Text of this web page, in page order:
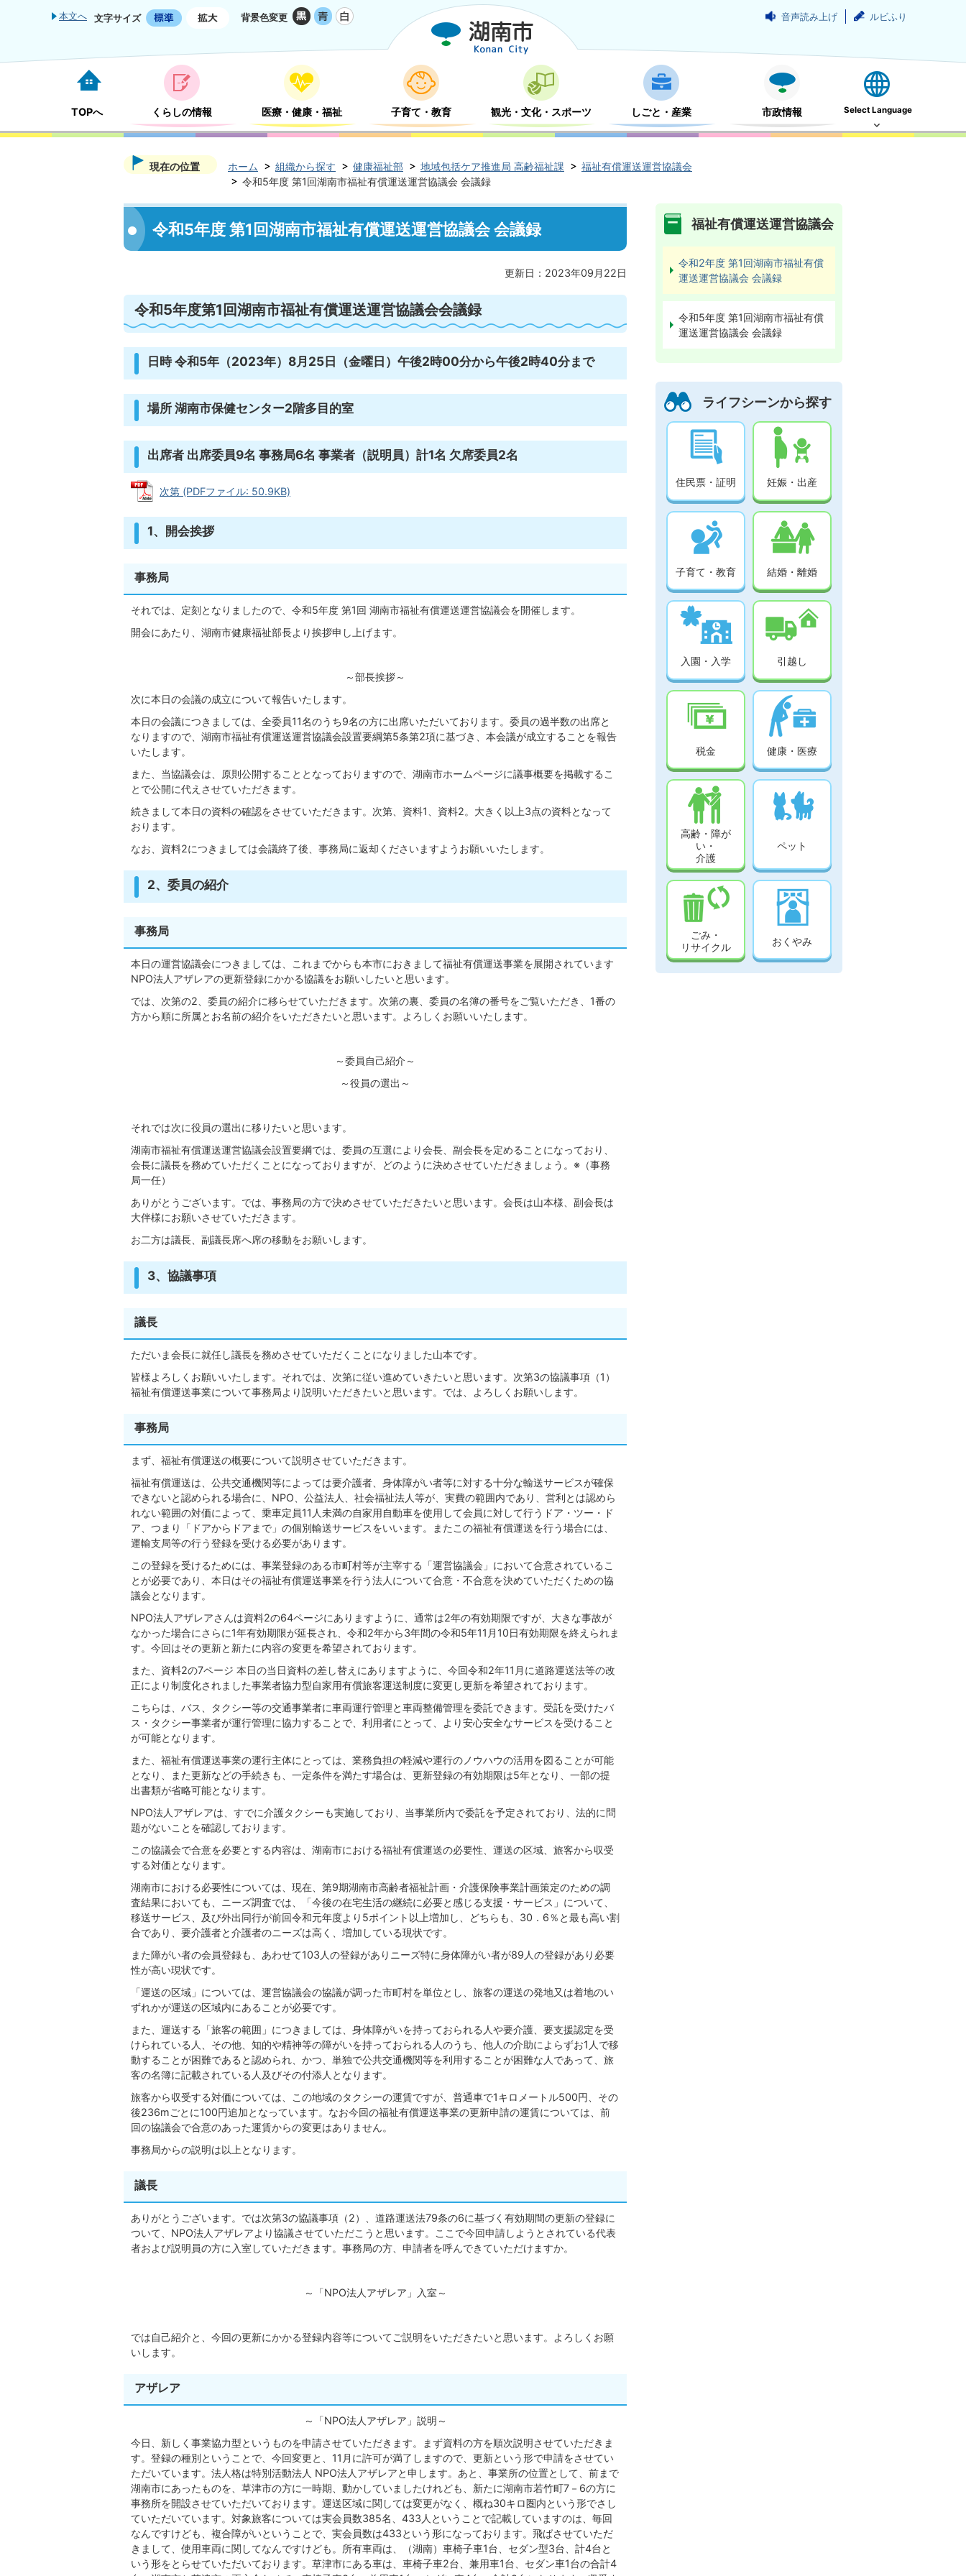
本文へ 文字サイズ 背景色変更 音声読み上げ ルビふり
TOPへ くらしの情報 医療・健康・福祉 子育て・教育 観光・文化・スポーツ しごと・産業 市政情報 Select Language
現在の位置 ホーム 組織から探す 健康福祉部 地域包括ケア推進局 高齢福祉課
福祉有償運送運営協議会
令和5年度 第1回湖南市福祉有償運送運営協議会 会議録
令和5年度 第1回湖南市福祉有償運送運営協議会 会議録
更新日：2023年09月22日
令和5年度第1回湖南市福祉有償運送運営協議会会議録
日時 令和5年（2023年）8月25日（金曜日）午後2時00分から午後2時40分まで
場所 湖南市保健センター2階多目的室
出席者 出席委員9名 事務局6名 事業者（説明員）計1名 欠席委員2名
次第 (PDFファイル: 50.9KB)
1、開会挨拶
事務局
それでは、定刻となりましたので、令和5年度 第1回 湖南市福祉有償運送運営協議会を開催します。
開会にあたり、湖南市健康福祉部長より挨拶申し上げます。
～部長挨拶～
次に本日の会議の成立について報告いたします。
本日の会議につきましては、全委員11名のうち9名の方に出席いただいております。委員の過半数の出席と
なりますので、湖南市福祉有償運送運営協議会設置要綱第5条第2項に基づき、本会議が成立することを報告
いたします。
また、当協議会は、原則公開することとなっておりますので、湖南市ホームページに議事概要を掲載するこ
とで公開に代えさせていただきます。
続きまして本日の資料の確認をさせていただきます。次第、資料1、資料2。大きく以上3点の資料となって
おります。
なお、資料2につきましては会議終了後、事務局に返却くださいますようお願いいたします。
2、委員の紹介
事務局
本日の運営協議会につきましては、これまでからも本市におきまして福祉有償運送事業を展開されています
NPO法人アザレアの更新登録にかかる協議をお願いしたいと思います。
では、次第の2、委員の紹介に移らせていただきます。次第の裏、委員の名簿の番号をご覧いただき、1番の
方から順に所属とお名前の紹介をいただきたいと思います。よろしくお願いいたします。
～委員自己紹介～
～役員の選出～
それでは次に役員の選出に移りたいと思います。
湖南市福祉有償運送運営協議会設置要綱では、委員の互選により会長、副会長を定めることになっており、
会長に議長を務めていただくことになっておりますが、どのように決めさせていただきましょう。※（事務
局一任）
ありがとうございます。では、事務局の方で決めさせていただきたいと思います。会長は山本様、副会長は
大伴様にお願いさせていただきます。
お二方は議長、副議長席へ席の移動をお願いします。
3、協議事項
議長
ただいま会長に就任し議長を務めさせていただくことになりました山本です。
皆様よろしくお願いいたします。それでは、次第に従い進めていきたいと思います。次第3の協議事項（1）
福祉有償運送事業について事務局より説明いただきたいと思います。では、よろしくお願いします。
事務局
まず、福祉有償運送の概要について説明させていただきます。
福祉有償運送は、公共交通機関等によっては要介護者、身体障がい者等に対する十分な輸送サービスが確保
できないと認められる場合に、NPO、公益法人、社会福祉法人等が、実費の範囲内であり、営利とは認めら
れない範囲の対価によって、乗車定員11人未満の自家用自動車を使用して会員に対して行うドア・ツー・ド
ア、つまり「ドアからドアまで」の個別輸送サービスをいいます。またこの福祉有償運送を行う場合には、
運輸支局等の行う登録を受ける必要があります。
この登録を受けるためには、事業登録のある市町村等が主宰する「運営協議会」において合意されているこ
とが必要であり、本日はその福祉有償運送事業を行う法人について合意・不合意を決めていただくための協
議会となります。
NPO法人アザレアさんは資料2の64ページにありますように、通常は2年の有効期限ですが、大きな事故が
なかった場合にさらに1年有効期限が延長され、令和2年から3年間の令和5年11月10日有効期限を終えられま
す。今回はその更新と新たに内容の変更を希望されております。
また、資料2の7ページ 本日の当日資料の差し替えにありますように、今回令和2年11月に道路運送法等の改
正により制度化されました事業者協力型自家用有償旅客運送制度に変更し更新を希望されております。
こちらは、バス、タクシー等の交通事業者に車両運行管理と車両整備管理を委託できます。受託を受けたバ
ス・タクシー事業者が運行管理に協力することで、利用者にとって、より安心安全なサービスを受けること
が可能となります。
また、福祉有償運送事業の運行主体にとっては、業務負担の軽減や運行のノウハウの活用を図ることが可能
となり、また更新などの手続きも、一定条件を満たす場合は、更新登録の有効期限は5年となり、一部の提
出書類が省略可能となります。
NPO法人アザレアは、すでに介護タクシーも実施しており、当事業所内で委託を予定されており、法的に問
題がないことを確認しております。
この協議会で合意を必要とする内容は、湖南市における福祉有償運送の必要性、運送の区域、旅客から収受
する対価となります。
湖南市における必要性については、現在、第9期湖南市高齢者福祉計画・介護保険事業計画策定のための調
査結果においても、ニーズ調査では、「今後の在宅生活の継続に必要と感じる支援・サービス」について、
移送サービス、及び外出同行が前回令和元年度より5ポイント以上増加し、どちらも、30．6％と最も高い割
合であり、要介護者と介護者のニーズは高く、増加している現状です。
また障がい者の会員登録も、あわせて103人の登録がありニーズ特に身体障がい者が89人の登録があり必要
性が高い現状です。
「運送の区域」については、運営協議会の協議が調った市町村を単位とし、旅客の運送の発地又は着地のい
ずれかが運送の区域内にあることが必要です。
また、運送する「旅客の範囲」につきましては、身体障がいを持っておられる人や要介護、要支援認定を受
けられている人、その他、知的や精神等の障がいを持っておられる人のうち、他人の介助によらずお1人で移
動することが困難であると認められ、かつ、単独で公共交通機関等を利用することが困難な人であって、旅
客の名簿に記載されている人及びその付添人となります。
旅客から収受する対価については、この地域のタクシーの運賃ですが、普通車で1キロメートル500円、その
後236mごとに100円追加となっています。なお今回の福祉有償運送事業の更新申請の運賃については、前
回の協議会で合意のあった運賃からの変更はありません。
事務局からの説明は以上となります。
議長
ありがとうございます。では次第3の協議事項（2）、道路運送法79条の6に基づく有効期間の更新の登録に
ついて、NPO法人アザレアより協議させていただこうと思います。ここで今回申請しようとされている代表
者および説明員の方に入室していただきます。事務局の方、申請者を呼んできていただけますか。
～「NPO法人アザレア」入室～
では自己紹介と、今回の更新にかかる登録内容等についてご説明をいただきたいと思います。よろしくお願
いします。
アザレア
～「NPO法人アザレア」説明～
今日、新しく事業協力型というものを申請させていただきます。まず資料の方を順次説明させていただきま
す。登録の種別ということで、今回変更と、11月に許可が満了しますので、更新という形で申請をさせてい
ただいています。法人格は特別活動法人 NPO法人アザレアと申します。あと、事業所の位置として、前まで
湖南市にあったものを、草津市の方に一時期、動かしていましたけれども、新たに湖南市若竹町7－6の方に
事務所を開設させていただいております。運送区域に関しては変更がなく、概ね30キロ圏内という形でさし
ていただいています。対象旅客については実会員数385名、433人ということで記載していますのは、毎回
なんですけども、複合障がいということで、実会員数は433という形になっております。飛ばさせていただ
きまして、使用車両に関してなんですけども。所有車両は、（湖南）車椅子車1台、セダン型3台、計4台と
いう形をとらせていただいております。草津市にある車は、車椅子車2台、兼用車1台、セダン車1台の合計4
福祉有償運送運営協議会
令和2年度 第1回湖南市福祉有償
運送運営協議会 会議録
令和5年度 第1回湖南市福祉有償
運送運営協議会 会議録
ライフシーンから探す
住民票・証明 妊娠・出産
子育て・教育 結婚・離婚
入園・入学 引越し
税金 健康・医療
高齢・障が
い・
介護
ペット
ごみ・
リサイクル
おくやみ